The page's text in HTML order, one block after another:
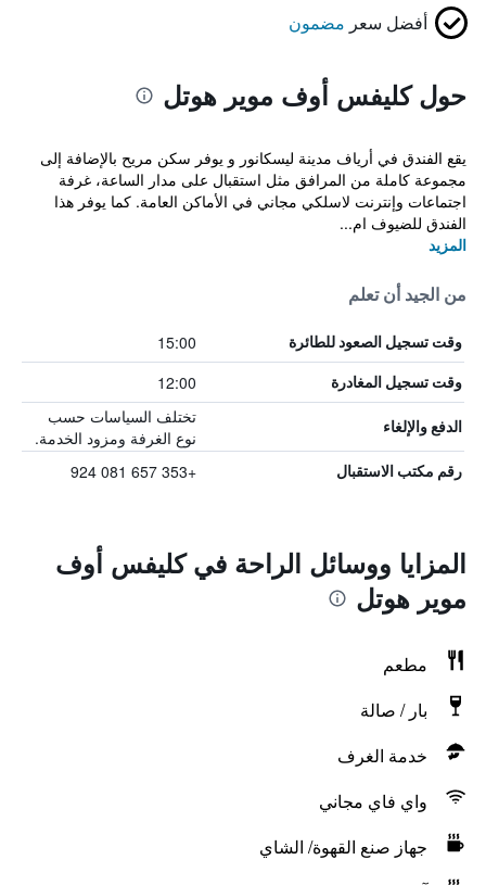
أفضل سعر مضمون
حول كليفس أوف موير هوتل
يقع الفندق في أرياف مدينة ليسكانور و يوفر سكن مريح بالإضافة إلى
مجموعة كاملة من المرافق مثل استقبال على مدار الساعة، غرفة
اجتماعات وإنترنت لاسلكي مجاني في الأماكن العامة. كما يوفر هذا
الفندق للضيوف ام...
المزيد
من الجيد أن تعلم
وقت تسجيل الصعود للطائرة 15:00
وقت تسجيل المغادرة 12:00
الدفع والإلغاء
تختلف السياسات حسب
نوع الغرفة ومزود الخدمة.
رقم مكتب الاستقبال +353 657 081 924
المزايا ووسائل الراحة في كليفس أوف
موير هوتل
مطعم
بار / صالة
خدمة الغرف
واي فاي مجاني
جهاز صنع القهوة/ الشاي